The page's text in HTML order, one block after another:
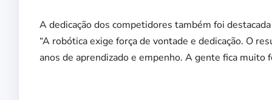
A dedicação dos competidores também foi
“A robótica exige força de vontade e dedicação. O
anos de aprendizado e empenho. A gente fica muito